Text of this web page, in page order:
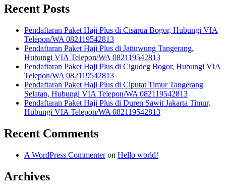
Recent Posts
Pendaftaran Paket Haji Plus di Cisarua Bogor, Hubungi VIA
Telepon/WA 082119542813
Pendaftaran Paket Haji Plus di Jatiuwung Tangerang,
Hubungi VIA Telepon/WA 082119542813
Pendaftaran Paket Haji Plus di Cigudeg Bogor, Hubungi VIA
Telepon/WA 082119542813
Pendaftaran Paket Haji Plus di Ciputat Timur Tangerang
Selatan, Hubungi VIA Telepon/WA 082119542813
Pendaftaran Paket Haji Plus di Duren Sawit Jakarta Timur,
Hubungi VIA Telepon/WA 082119542813
Recent Comments
A WordPress Commenteron Hello world!
Archives